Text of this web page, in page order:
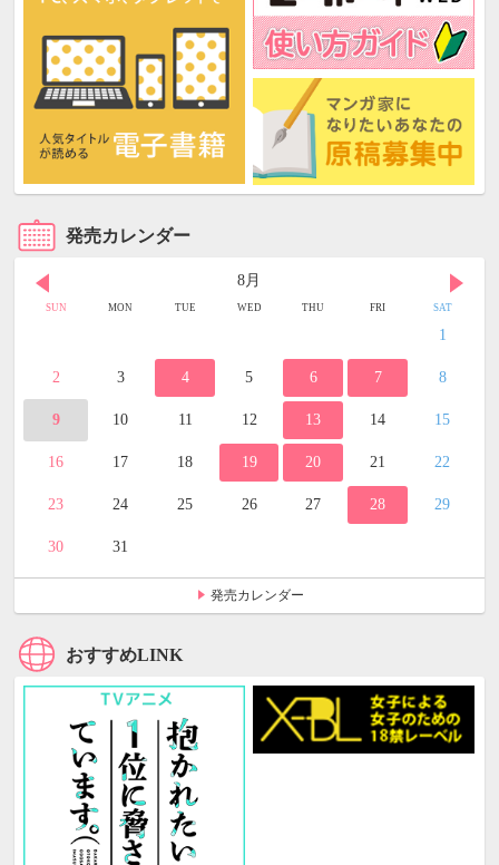
発売カレンダー
8月
SUN MON TUE WED THU FRI SAT
1
2 3 4 5 6 7 8
9 10 11 12 13 14 15
16 17 18 19 20 21 22
23 24 25 26 27 28 29
30 31
発売カレンダー
おすすめLINK